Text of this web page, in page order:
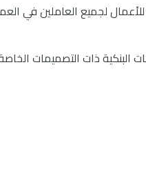
لجميع العاملين في
ذات التصميمات